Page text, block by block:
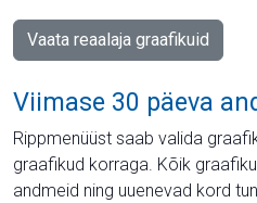
Vaata reaalaja graafikuid
Viimase 30 päeva
Rippmenüüst saab valida
graafikud korraga. Kõik
andmeid ning uuenevad kord